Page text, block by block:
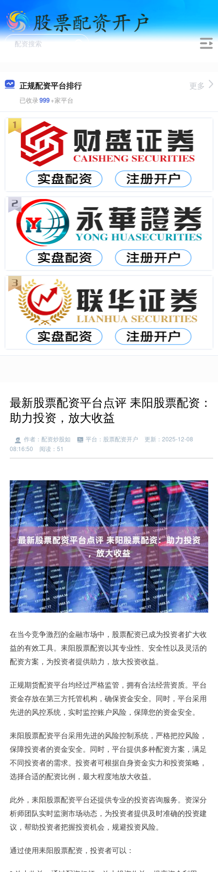
正规配资平台排行
已收录999+家平台
更多
最新股票配资平台点评 耒阳股票配资：
助力投资，放大收益
作者：配资炒股如 平台：股票配资开户
更新：2025-12-08
08:16:50
阅读：51
在当今竞争激烈的金融市场中，股票配资已成为投资者扩大收
益的有效工具。耒阳股票配资以其专业性、安全性以及灵活的
配资方案，为投资者提供助力，放大投资收益。
正规期货配资平台均经过严格监管，拥有合法经营资质。平台
资金存放在第三方托管机构，确保资金安全。同时，平台采用
先进的风控系统，实时监控账户风险，保障您的资金安全。
耒阳股票配资平台采用先进的风险控制系统，严格把控风险，
保障投资者的资金安全。同时，平台提供多种配资方案，满足
不同投资者的需求。投资者可根据自身资金实力和投资策略，
选择合适的配资比例，最大程度地放大收益。
此外，耒阳股票配资平台还提供专业的投资咨询服务。资深分
析师团队实时监测市场动态，为投资者提供及时准确的投资建
议，帮助投资者把握投资机会，规避投资风险。
通过使用耒阳股票配资，投资者可以：